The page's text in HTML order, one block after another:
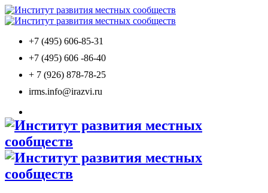
+7 (495) 606-85-31
+7 (495) 606 -86-40
+ 7 (926) 878-78-25
irms.info@irazvi.ru